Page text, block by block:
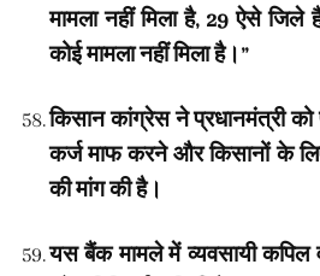
मामला नहीं मिला है, 29 ऐसे
कोई मामला नहीं मिला है।”
किसान कांग्रेस ने प्रधानमंत्री
कर्ज माफ करने और किसानों के
की मांग की है।
यस बैंक मामले में व्यवसायी कपिल